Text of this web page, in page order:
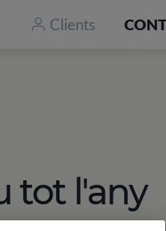
Clients
tot l'any